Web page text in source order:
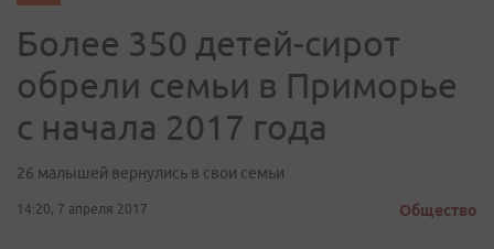
Более 350 детей-сирот
обрели семьи в Приморье
с начала 2017 года
26 малышей вернулись в свои семьи
14:20, 7 апреля 2017 Общество